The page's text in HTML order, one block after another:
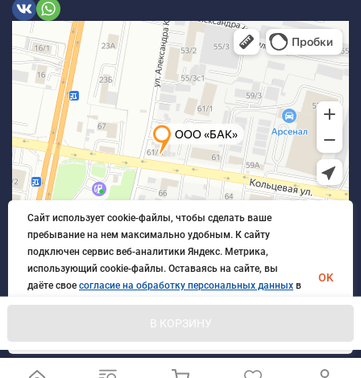
В КОРЗИНУ
© 2026 БлагАвтоКомплект. Все права защищены
Сайт использует cookie-файлы, чтобы сделать ваше
пребывание на нем максимально удобным. К cайту
подключен сервис веб-аналитики Яндекс. Метрика,
использующий cookie-файлы. Оставаясь на сайте, вы
даёте свое согласие на обработку персональных данных в
порядке, указанном вПолитике обработки персональных
OK